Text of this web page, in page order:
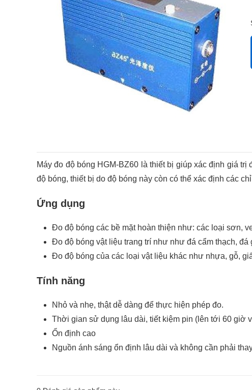
Máy đo độ bóng HGM-BZ60 là thiết bị giúp xác định giá
độ bóng, thiết bị do độ bóng này còn có thể xác định các
Ứng dụng
Đo độ bóng các bề mặt hoàn thiện như: các loại sơn,
Đo độ bóng vật liệu trang trí như như đá cẩm thạch, đá
Đo độ bóng của các loại vật liệu khác như nhựa, gỗ,
Tính năng
Nhỏ và nhẹ, thật dễ dàng để thực hiện phép đo.
Thời gian sử dụng lâu dài, tiết kiệm pin (lên tới 60 giờ
Ổn định cao
Nguồn ánh sáng ổn định lâu dài và không cần phải